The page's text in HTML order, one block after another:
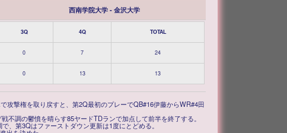
西南学院大学 - 金沢大学
3Q 4Q TOTAL
0 7 24
0 13 13
攻撃権を取り戻すと、第2Q最初のプレーでQB#16伊藤からWR#4田
調の鬱憤を晴らす85ヤードTDランで加点して前半を終了する。
、第3Qはファーストダウン更新は1度にとどめる。